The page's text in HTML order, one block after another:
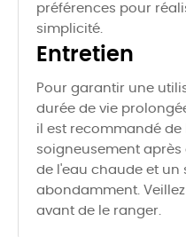
préférences pour
simplicité.
Entretien
Pour garantir une
durée de vie
il est recommandé de
soigneusement après
de l'eau chaude et un
abondamment.
avant de le ranger.